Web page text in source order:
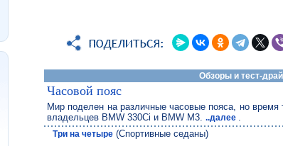
Обзоры и тест-
Часовой пояс
Мир поделен на различные часовые пояса, но
владельцев BMW 330Ci и BMW M3...далее .
Три на четыре(Спортивные седаны)